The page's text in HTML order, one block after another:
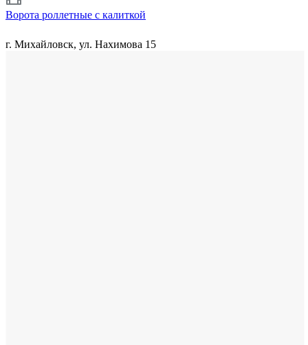
Ворота роллетные с калиткой
г. Михайловск, ул. Нахимова 15